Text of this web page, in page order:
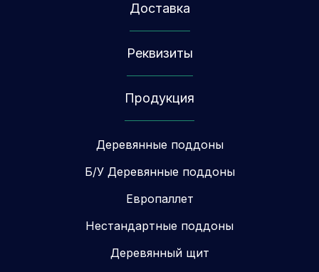
Доставка
Реквизиты
Продукция
Деревянные поддоны
Б/У Деревянные поддоны
Европаллет
Нестандартные поддоны
Деревянный щит